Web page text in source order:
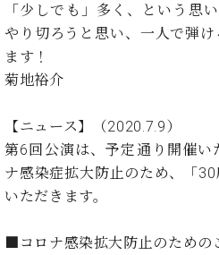
ン
コ
サ
/
C.
ベ
ヒ
ュ
ジ
ャ
パ
ン
の
り
組
み
ア
タ
イ
ン
の
色
ベ
シ
タ
(お
知
ら
せ・
メ
ィ
ア
情
報)
キ
規
デ
ィ
ラ
ー・
取
扱
店
で
オンライン試弾
メルマガ登録
味
か
ら
本
的
ロ
グ
「少しでも」多く、という思
やり切ろうと思い、一人で弾
ます！
菊地裕介
【ニュース】（2020.7.9）
第6回公演は、予定通り開催い
ナ感染症拡大防止のため、「
いただきます。
■コロナ感染拡大防止のための